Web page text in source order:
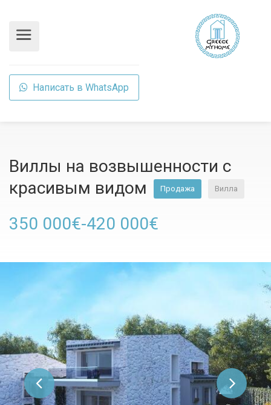
Написать в WhatsApp
Виллы на возвышенности с
красивым видом
Продажа Вилла
350 000€-420 000€